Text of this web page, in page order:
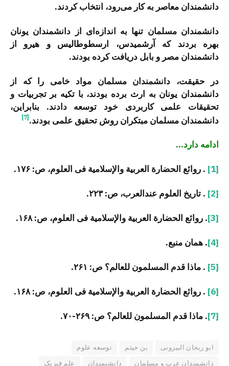
دانشمندان معاصر به کار می‌رود، انتخاب کردند.
دانشمندان مسلمان تنها به اندازه‌ای از دانشمندان یونان
بهره بردند که آرشمیدس، ارسطوطالیس و هیرو از
دانشمندان مصر و بابل دریافت کرده بودند.
در حقیقت، دانشمندان مسلمان مواد خامی را که از
دانشمندان یونان به ارث برده بودند، با تکیه بر تجربیات و
تحقیقات علمی کاربردی خود توسعه دادند. بنابراین،
دانشمندان مسلمان مبتکران روش تحقیق علمی بودند. [7]
ادامه دارد…
[1] . روائع الحضارة العربیة والإسلامیة فی العلوم، ص: ۱۷۶.
[2] . تاریخ العلوم عندالعرب، ص: ۲۲۳.
[3] . روائع الحضارة العربیة والإسلامیة فی العلوم، ص: ۱۶۸.
[4] . همان منبع.
[5] . ماذا قدم المسلمون للعالم؟ ص: ۲۶۱.
[6] . روائع الحضارة العربیة والإسلامیة فی العلوم، ص: ۱۶۸.
[7] . ماذا قدم المسلمون للعالم؟ ص: ۲۶۹-۷۰.
ابو ریحان البیرونی بن حیثم
توسعه علوم
دانشمندان عرب و مسلمان
دانشنمندان
علم فیزیک